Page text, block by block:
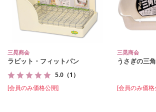
三晃商会
ラビット・フィットパン
5.0 （1）
[会員のみ価格公開]
三晃商会
うさぎの三
[会員のみ価格